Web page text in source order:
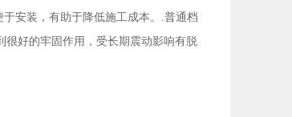
安装，有助于降低施工成本。.普通档
很好的牢固作用，受长期震动影响有脱